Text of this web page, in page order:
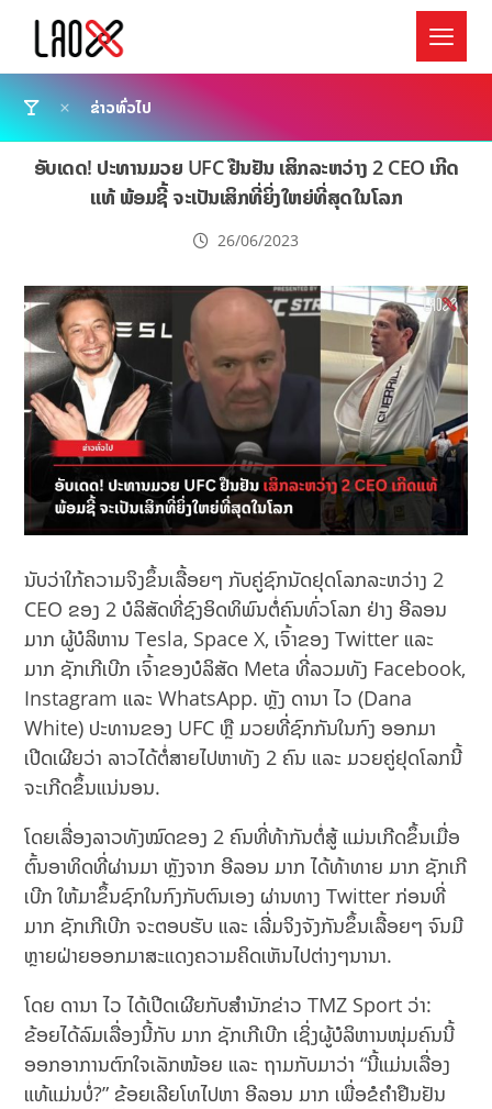
ຂ່າວທົ່ວໄປ
ອັບເດດ! ປະທານມວຍ UFC ຢືນຢັນ ເສິກລະຫວ່າງ 2 CEO ເກີດ
ແທ້ ພ້ອມຊີ້ ຈະເປັນເສິກທີ່ຍິ່ງໃຫຍ່ທີ່ສຸດໃນໂລກ
26/06/2023
ນັບວ່າໃກ້ຄວາມຈິງຂຶ້ນເລື້ອຍໆ ກັບຄູ່ຊົກນັດຢຸດໂລກລະຫວ່າງ 2
CEO ຂອງ 2 ບໍລິສັດທີ່ຊົງອິດທິພົນຕໍ່ຄົນທົ່ວໂລກ ຢ່າງ ອີລອນ
ມາກ ຜູ້ບໍລິຫານ Tesla, Space X, ເຈົ້າຂອງ Twitter ແລະ
ມາກ ຊັກເກີເບີກ ເຈົ້າຂອງບໍລິສັດ Meta ທີ່ລວມທັງ Facebook,
Instagram ແລະ WhatsApp. ຫຼັງ ດານາ ໄວ (Dana
White) ປະທານຂອງ UFC ຫຼື ມວຍທີ່ຊົກກັນໃນກົງ ອອກມາ
ເປີດເຜີຍວ່າ ລາວໄດ້ຕໍ່ສາຍໄປຫາທັງ 2 ​ຄົນ ແລະ ມວຍຄູ່ຢຸດໂລກນີ້
ຈະເກີດຂຶ້ນແນ່ນອນ.
ໂດຍເລື່ອງລາວທັງໝົດຂອງ 2 ຄົນທີ່ທ້າກັນຕໍ່ສູ້ ແມ່ນເກີດຂຶ້ນເມື່ອ
ຕົ້ນອາທິດທີ່ຜ່ານມາ ຫຼັງຈາກ ອີລອນ ມາກ ໄດ້ທ້າທາຍ ມາກ ຊັກເກີ
ເບີກ ໃຫ້ມາຂຶ້ນຊົກໃນກົງກັບຕົນເອງ ຜ່ານທາງ Twitter ກ່ອນທີ່
ມາກ ຊັກເກີເບີກ ຈະຕອບຮັບ ແລະ ເລີ່ມຈິງຈັງກັນຂຶ້ນເລື້ອຍໆ ຈົນມີ
ຫຼາຍຝ່າຍອອກມາສະແດງຄວາມຄິດເຫັນໄປຕ່າງໆນານາ.
ໂດຍ ດານາ ໄວ ໄດ້ເປີດເຜີຍກັບສຳນັກຂ່າວ TMZ Sport ວ່າ:
ຂ້ອຍໄດ້ລົມເລື່ອງນີ້ກັບ ມາກ ຊັກເກີເບີກ ເຊິ່ງຜູ້ບໍລິຫານໜຸ່ມຄົນນີ້
ອອກອາການຕົກໃຈເລັກໜ້ອຍ ແລະ ຖາມກັບມາວ່າ “ນີ້ແມ່ນເລື່ອງ
ແທ້ແມ່ນບໍ່?” ຂ້ອຍເລີຍໂທໄປຫາ ອີລອນ ມາກ ເພື່ອຂໍຄໍາຢືນຢັນ